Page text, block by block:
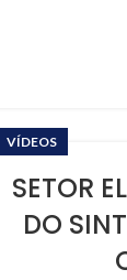
VÍDEOS
SETOR
DO